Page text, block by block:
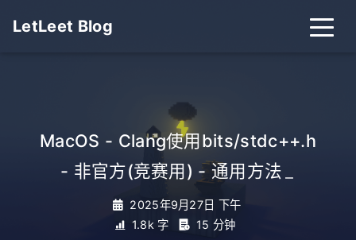
LetLeet Blog
MacOS - Clang使用bits/stdc++.h
- 非官方(竞赛用) - 通用方法
2025年9月27日 下午
1.8k 字
15 分钟